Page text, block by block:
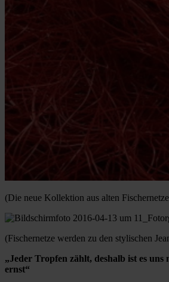
(Die neue Kollektion aus alten
(Fischernetze werden zu den stylischen
„Jeder Tropfen zählt, deshalb ist es uns
ernst“